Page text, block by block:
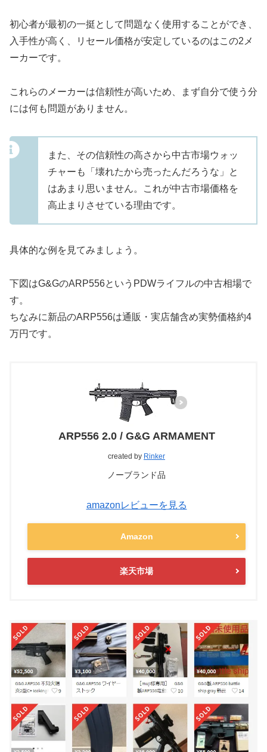
初心者が最初の一挺として問題なく使用することができ、
入手性が高く、リセール価格が安定しているのはこの2メ
ーカーです。
これらのメーカーは信頼性が高いため、まず自分で使う分
には何も問題がありません。
また、その信頼性の高さから中古市場ウォッ
チャーも「壊れたから売ったんだろうな」と
はあまり思いません。これが中古市場価格を
高止まりさせている理由です。
具体的な例を見てみましょう。
下図はG&GのARP556というPDWライフルの中古相場で
す。
ちなみに新品のARP556は通販・実店舗含め実勢価格約4
万円です。
ARP556 2.0 / G&G ARMAMENT
created by Rinker
ノーブランド品
amazonレビューを見る
Amazon
楽天市場